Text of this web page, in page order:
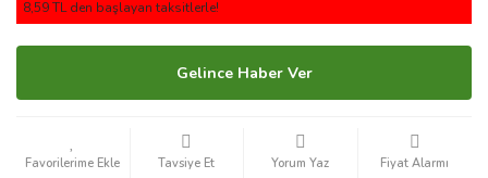
8,59 TL den başlayan taksitlerle!
Gelince Haber Ver
Tavsiye Et Yorum Yaz Fiyat Alarmı